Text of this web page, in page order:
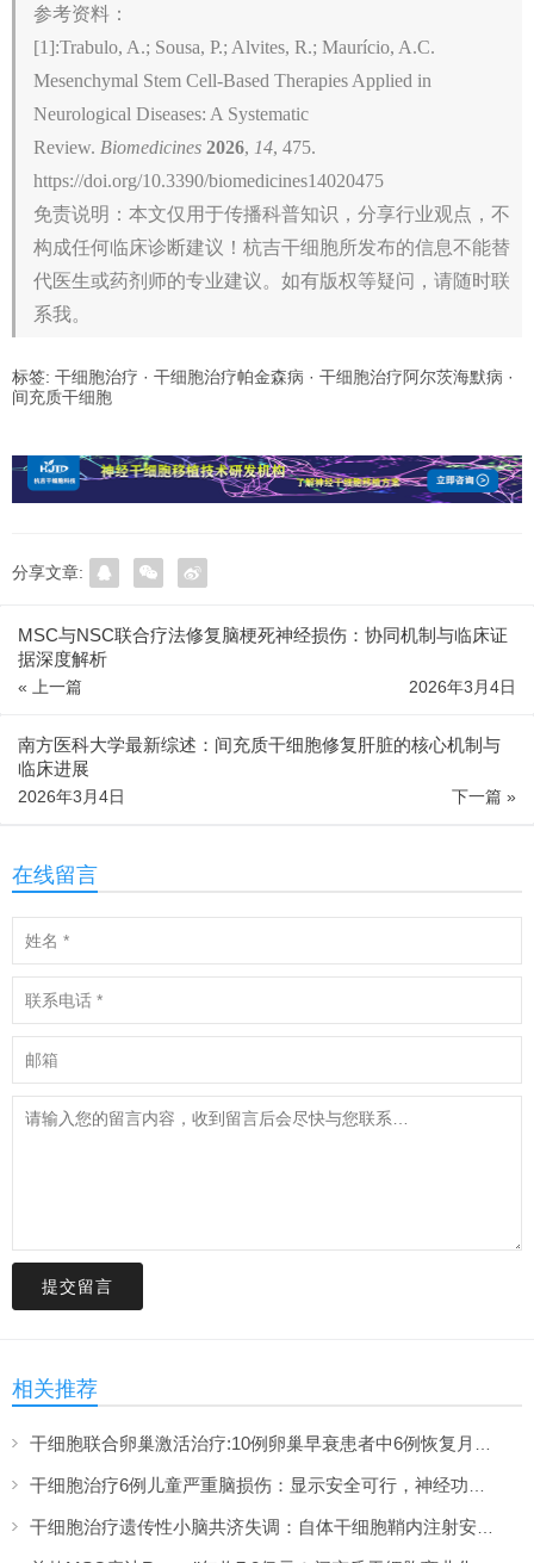
参考资料：
[1]:Trabulo, A.; Sousa, P.; Alvites, R.; Maurício, A.C.
Mesenchymal Stem Cell-Based Therapies Applied in
Neurological Diseases: A Systematic
Review. Biomedicines 2026, 14, 475.
https://doi.org/10.3390/biomedicines14020475
免责说明：本文仅用于传播科普知识，分享行业观点，不
构成任何临床诊断建议！杭吉干细胞所发布的信息不能替
代医生或药剂师的专业建议。如有版权等疑问，请随时联
系我。
标签: 干细胞治疗 · 干细胞治疗帕金森病 · 干细胞治疗阿尔茨海默病 ·
间充质干细胞
分享文章:
MSC与NSC联合疗法修复脑梗死神经损伤：协同机制与临床证
据深度解析
« 上一篇 2026年3月4日
南方医科大学最新综述：间充质干细胞修复肝脏的核心机制与
临床进展
下一篇 »
2026年3月4日
在线留言
提交留言
相关推荐